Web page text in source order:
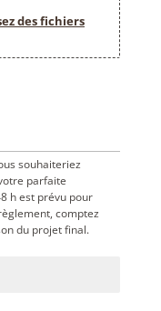
des fichiers
souhaiteriez
parfaite
h est prévu pour
comptez
du projet final.